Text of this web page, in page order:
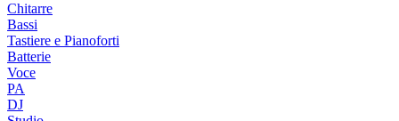
Chitarre
Bassi
Tastiere e Pianoforti
Batterie
Voce
PA
DJ